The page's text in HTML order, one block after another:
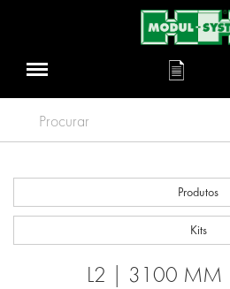
Procurar
Produtos
Kits
L2 | 3100 MM